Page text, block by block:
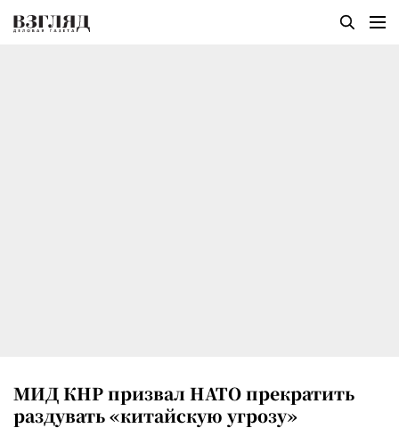
МИД КНР призвал НАТО прекратить
раздувать «китайскую угрозу»